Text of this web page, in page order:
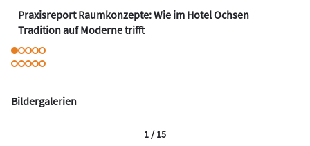
Praxisreport Raumkonzepte: Wie im Hotel Ochsen
Tradition auf Moderne trifft
Bildergalerien
1 / 15